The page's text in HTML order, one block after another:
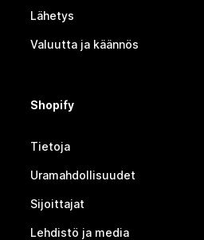
Lähetys
Valuutta ja käännös
Shopify
Tietoja
Uramahdollisuudet
Sijoittajat
Lehdistö ja media